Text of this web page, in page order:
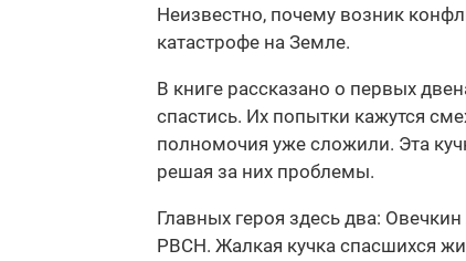
Неизвестно, почему возник
катастрофе на Земле.
В книге рассказано о первых
спастись. Их попытки кажутся
полномочия уже сложили. Эта
решая за них проблемы.
Главных героя здесь два:
РВСН. Жалкая кучка спасшихся